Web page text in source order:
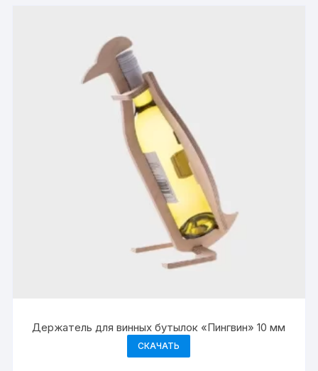
Держатель для винных бутылок «Пингвин» 10 мм
СКАЧАТЬ